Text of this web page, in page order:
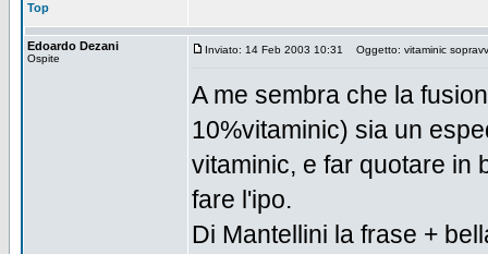
Top
Edoardo Dezani
Ospite
Inviato: 14 Feb 2003 10:31 Oggetto: vitaminic
A me sembra che la
10%vitaminic) sia un
vitaminic, e far quotare in
fare l'ipo.
Di Mantellini la frase +